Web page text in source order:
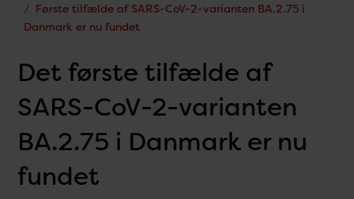
Første tilfælde af SARS-CoV-2-varianten BA.2.75 i
Danmark er nu fundet
Det første tilfælde af
SARS-CoV-2-varianten
BA.2.75 i Danmark er nu
fundet